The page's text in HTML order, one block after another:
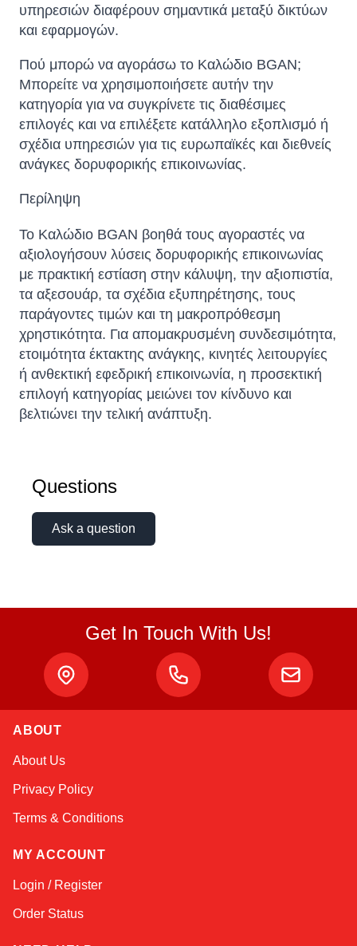
υπηρεσιών διαφέρουν σημαντικά μεταξύ δικτύων
και εφαρμογών.
Πού μπορώ να αγοράσω το Καλώδιο BGAN;
Μπορείτε να χρησιμοποιήσετε αυτήν την
κατηγορία για να συγκρίνετε τις διαθέσιμες
επιλογές και να επιλέξετε κατάλληλο εξοπλισμό ή
σχέδια υπηρεσιών για τις ευρωπαϊκές και διεθνείς
ανάγκες δορυφορικής επικοινωνίας.
Περίληψη
Το Καλώδιο BGAN βοηθά τους αγοραστές να
αξιολογήσουν λύσεις δορυφορικής επικοινωνίας
με πρακτική εστίαση στην κάλυψη, την αξιοπιστία,
τα αξεσουάρ, τα σχέδια εξυπηρέτησης, τους
παράγοντες τιμών και τη μακροπρόθεσμη
χρηστικότητα. Για απομακρυσμένη συνδεσιμότητα,
ετοιμότητα έκτακτης ανάγκης, κινητές λειτουργίες
ή ανθεκτική εφεδρική επικοινωνία, η προσεκτική
επιλογή κατηγορίας μειώνει τον κίνδυνο και
βελτιώνει την τελική ανάπτυξη.
Questions
Ask a question
Get In Touch With Us!
ABOUT
About Us
Privacy Policy
Terms & Conditions
MY ACCOUNT
Login / Register
Order Status